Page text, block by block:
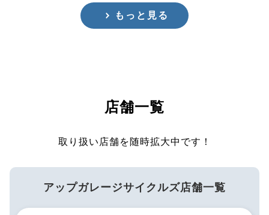
もっと見る
店舗一覧
取り扱い店舗を随時拡大中です！
アップガレージサイクルズ店舗一覧